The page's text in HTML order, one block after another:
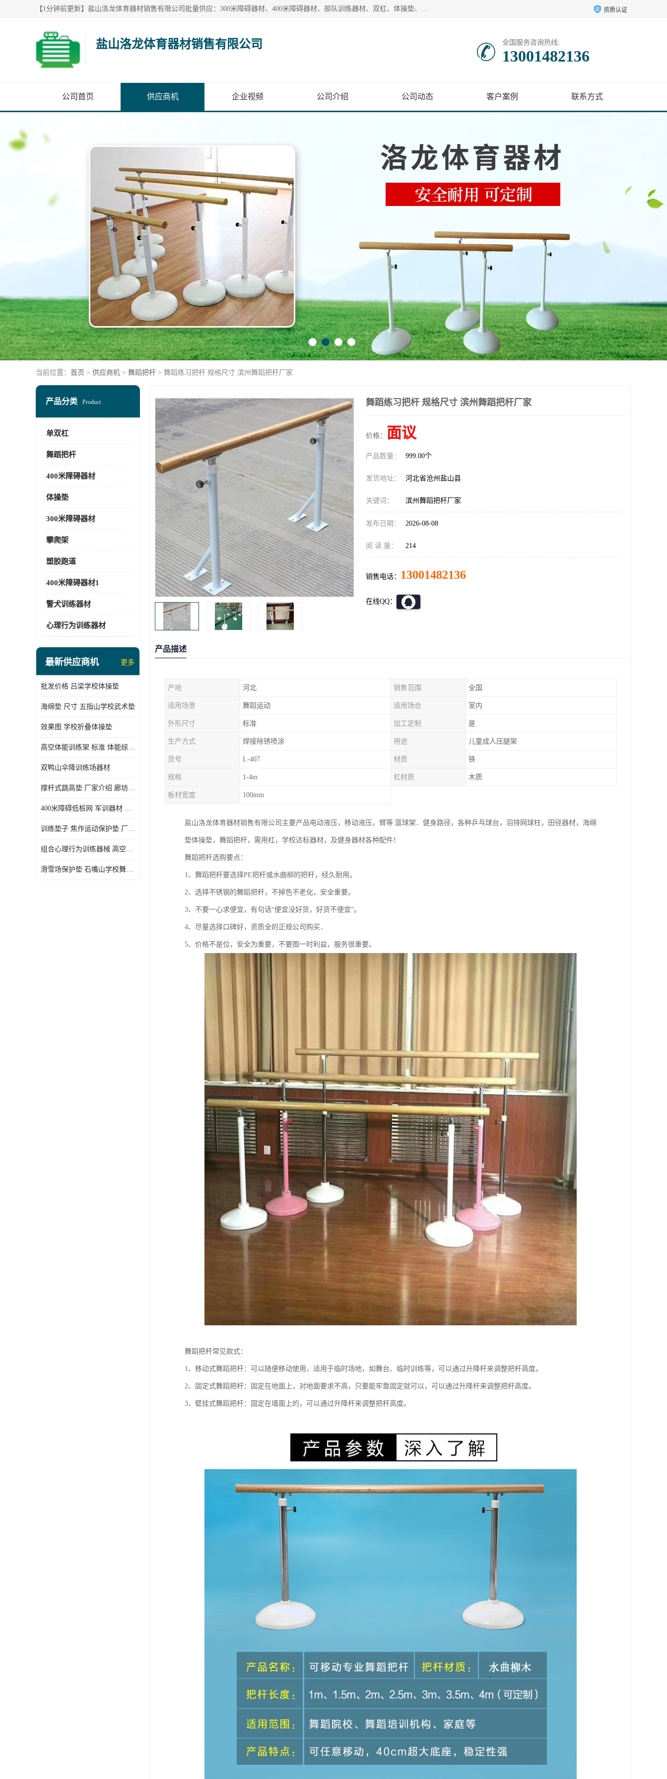
【1分钟前更新】盐山洛龙体育器材销售有限公司批量供应：300米障碍器材、400米障碍器材、部队训练器材、双杠、体操垫、舞蹈把杆等产品。盐山洛龙体育器材销售有限公司经过多年的发展，集研发，生产，销售，售后服务为一体. 奉行“质量，信誉，服务”的宗旨，以开拓创新的精神和真诚守信的态度积极进取。 资质认证
盐山洛龙体育器材销售有限公司 全国服务咨询热线:
13001482136
公司首页 供应商机 企业视频 公司介绍 公司动态 客户案例 联系方式
当前位置： 首页 > 供应商机 > 舞蹈把杆 > 舞蹈练习把杆 规格尺寸 滨州舞蹈把杆厂家
产品分类 Product
单双杠
舞蹈把杆
400米障碍器材
体操垫
300米障碍器材
攀爬架
塑胶跑道
400米障碍器材1
警犬训练器材
心理行为训练器材
最新供应商机 更多
批发价格 吕梁学校体操垫
海绵垫 尺寸 五指山学校武术垫
效果图 学校折叠体操垫
高空体能训练架 标准 体能综合训练架
双鸭山伞降训练场器材
撑杆式跳高垫 厂家介绍 廊坊舞蹈室体操垫
400米障碍低桩网 军训器材 厂家实物图
训练垫子 焦作运动保护垫 厂家销售
组合心理行为训练器械 高空拓展训练架 守信厂家
滑雪场保护垫 石嘴山学校舞蹈垫
舞蹈练习把杆 规格尺寸 滨州舞蹈把杆厂家
价格： 面议
产品数量： 999.00个
发货地址： 河北省沧州盐山县
关键词： 滨州舞蹈把杆厂家
发布日期： 2026-08-08
阅 读 量： 214
销售电话： 13001482136
在线QQ：
产品描述
产地 河北 销售范围 全国
适用场景 舞蹈运动 适用场合 室内
外形尺寸 标准 加工定制 是
生产方式 焊接除锈喷涂 用途 儿童成人压腿架
货号 L-407 材质 铁
规格 1-4m 杠材质 木质
板材宽度 100mm
盐山洛龙体育器材销售有限公司主要产品电动液压，移动液压，臂等:篮球架．健身路径，各种乒乓球台，羽排网球柱，田径器材，海绵
垫体操垫，舞蹈把杆，需用杠，学校达标器材，及健身器材各种配件！
舞蹈把杆选购要点：
1、舞蹈把杆要选择PE把杆或水曲柳的把杆，经久耐用。
2、选择不锈钢的舞蹈把杆，不掉色不老化，安全重要。
3、不要一心求便宜，有句话“便宜没好货，好货不便宜”。
4、尽量选择口碑好，资质全的正规公司购买．
5、价格不是位，安全为重要，不要图一时利益，服务很重要。
舞蹈把杆常见款式：
1、移动式舞蹈把杆：可以随便移动使用，适用于临时场地，如舞台、临时训练等，可以通过升降杆来调整把杆高度。
2、固定式舞蹈把杆：固定在地面上，对地面要求不高，只要能牢靠固定就可以，可以通过升降杆来调整把杆高度。
3、壁挂式舞蹈把杆：固定在墙面上的，可以通过升降杆来调整把杆高度。